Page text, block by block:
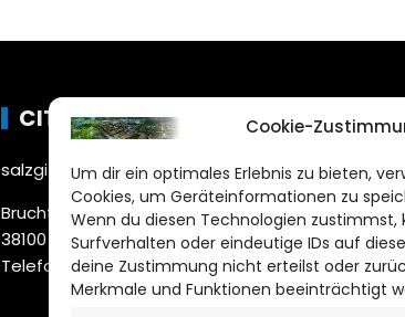
Cookie-
Um dir ein optimales Erlebnis zu bieten,
Cookies, um Geräteinformationen zu
Wenn du diesen Technologien zustimmst,
Surfverhalten oder eindeutige IDs auf
deine Zustimmung nicht erteilst oder
Merkmale und Funktionen beeinträchtigt
CITYLIFE!
salzgitter@citylifemedien.de
Bruchtorwall 12
38100 Braunschweig
Telefon: 0531 387220 – 65
DAS
FÜR
Cookie